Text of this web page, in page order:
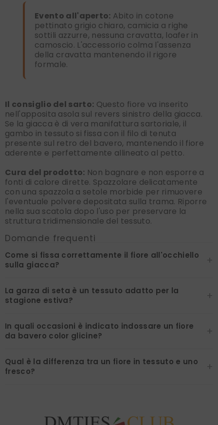
Evento all'aperto: Abito in cotone
pettinato grigio chiaro, camicia a righe
sottili azzurre, nessuna cravatta, loafer in
camoscio. L'accessorio colma l'assenza
della cravatta mantenendo il rigore
formale.
Il consiglio del sarto: Questo fiore va inserito
nell'apposita asola sul revers sinistro della giacca.
Se la giacca è di vera manifattura sartoriale, il
gambo in tessuto si fissa con il filo di tenuta
presente sul retro del bavero, mantenendo il fiore
aderente e perfettamente allineato al petto.
Cura del prodotto: Non bagnare e non esporre a
fonti di calore dirette. Spazzolare delicatamente
con una spazzola a setole morbide per rimuovere
l'eventuale polvere depositata sulla trama. Riporre
nella sua scatola dopo l'uso per preservare la
struttura tridimensionale del tessuto.
Domande frequenti
Come si fissa correttamente il fiore all'occhiello
sulla giacca?
+
La garza di seta è un tessuto adatto per la
stagione estiva?
+
In quali occasioni è indicato indossare un fiore
da bavero color glicine?
+
Qual è la differenza tra un fiore in tessuto e uno
fresco?
+